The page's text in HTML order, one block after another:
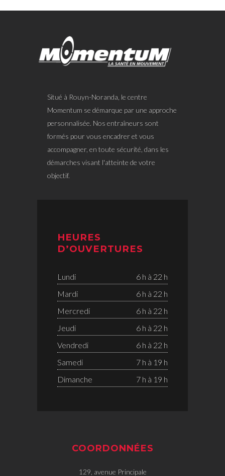
Situé à Rouyn-Noranda, le centre
Momentum se démarque par une approche
personnalisée. Nos entraîneurs sont
formés pour vous encadrer et vous
accompagner, en toute sécurité, dans les
démarches visant l'atteinte de votre
objectif.
HEURES
D’OUVERTURES
Lundi
6 h à 22 h
Mardi
6 h à 22 h
Mercredi
6 h à 22 h
Jeudi
6 h à 22 h
Vendredi
6 h à 22 h
Samedi
7 h à 19 h
Dimanche
7 h à 19 h
COORDONNÉES
129, avenue Principale